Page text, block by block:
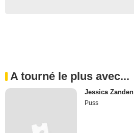
A tourné le plus avec...
Jessica Zanden
Puss